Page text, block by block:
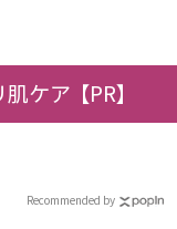
た“水の大切さ”
Recommended by
肌ケア【PR】